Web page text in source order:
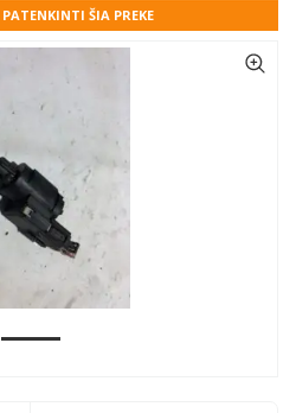
124, Kelmės raj.
PATENKINTI ŠIA PREKE